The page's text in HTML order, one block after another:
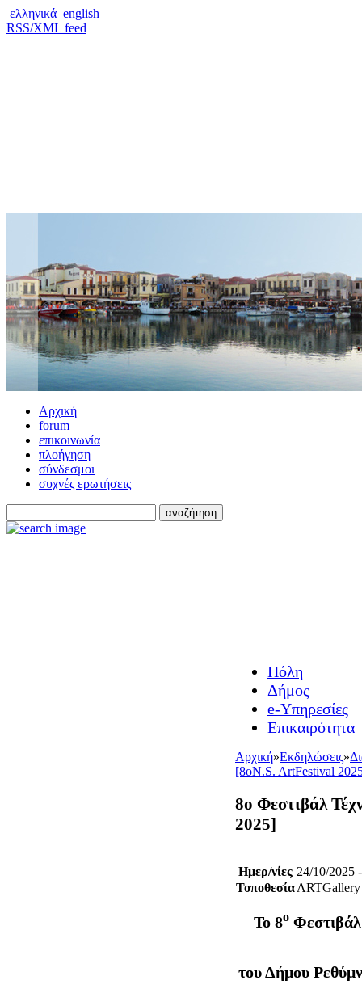
ελληνικά english
RSS/XML feed
Αρχική
forum
επικοινωνία
πλοήγηση
σύνδεσμοι
συχνές ερωτήσεις
Πόλη
Δήμος
e-Υπηρεσίες
Επικαιρότητα
Αρχική»Εκδηλώσεις»
[8οN.S. ArtFestival
8ο Φεστιβάλ
2025]
Ημερ/νίες 24/10/2025
Τοποθεσία
Το 8οΦεστιβάλ
του Δήμου